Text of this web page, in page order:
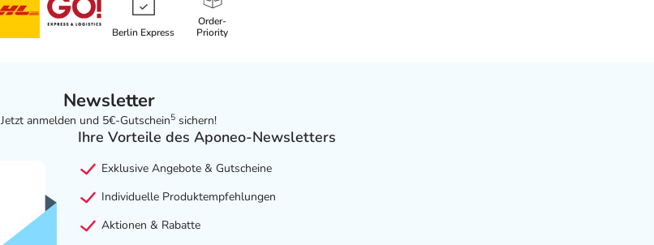
Berlin Express
Order-
Priority
Newsletter
Jetzt anmelden und 5€-Gutschein5 sichern!
Ihre Vorteile des Aponeo-Newsletters
Exklusive Angebote & Gutscheine
Individuelle Produktempfehlungen
Aktionen & Rabatte